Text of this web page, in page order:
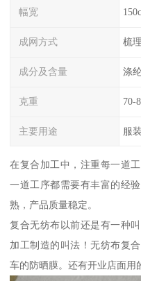
幅宽
成网方式 梳理
成分及含量 涤
克重 70-
主要用途 服
在复合加工中，注重每一道
一道工序都需要有丰富的经
熟，产品质量稳定。
复合无纺布以前还是有一种
加工制造的叫法！无纺布复
车的防晒膜。还有开业店面用